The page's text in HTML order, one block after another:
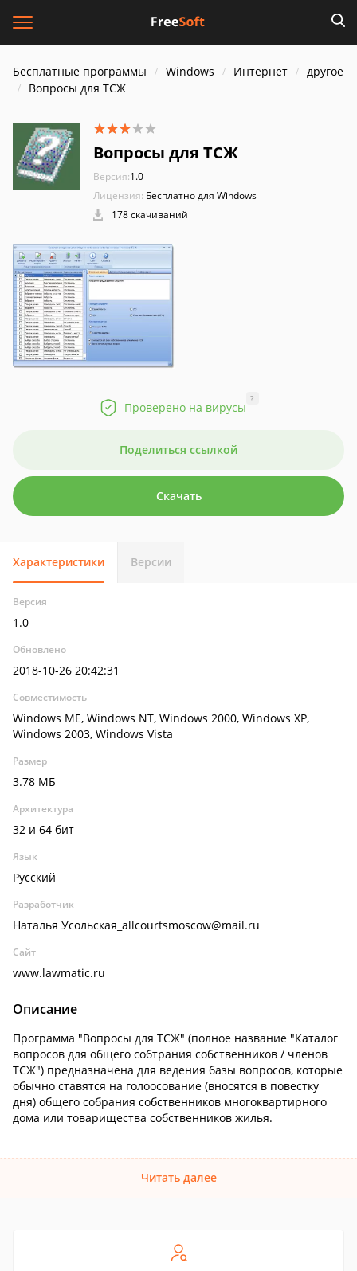
Бесплатные программы Windows Интернет
другое
Вопросы для ТСЖ
Вопросы для ТСЖ
Версия:1.0
Лицензия: Бесплатно для Windows
178 скачиваний
Проверено на вирусы
?
Поделиться ссылкой
Скачать
Характеристики Версии
Версия
1.0
Обновлено
2018-10-26 20:42:31
Совместимость
Windows ME, Windows NT, Windows 2000, Windows XP,
Windows 2003, Windows Vista
Размер
3.78 МБ
Архитектура
32 и 64 бит
Язык
Русский
Разработчик
Наталья Усольская_allcourtsmoscow@mail.ru
Сайт
www.lawmatic.ru
Описание
Программа "Вопросы для ТСЖ" (полное название "Каталог
вопросов для общего собтрания собственников / членов
ТСЖ") предназначена для ведения базы вопросов, которые
обычно ставятся на голоосование (вносятся в повестку
дня) общего собрания собственников многоквартирного
дома или товарищества собственников жилья.
Читать далее